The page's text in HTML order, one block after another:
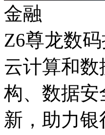
金融
Z6尊龙数
云计算和数
构、数据
新，助力